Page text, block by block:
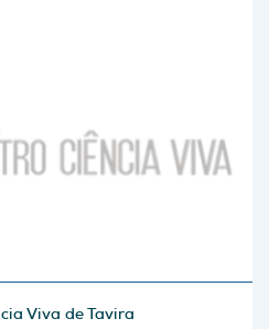
Viva de Tavira